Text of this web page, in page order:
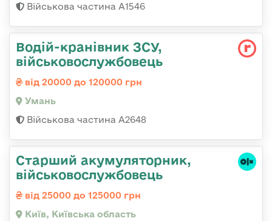
Військова частина А1546
Водій-кранівник ЗСУ,
військовослужбовець
від 20000 до 120000 грн
Умань
Військова частина А2648
Старший акумуляторник,
військовослужбовець
від 25000 до 125000 грн
Київ, Київська область